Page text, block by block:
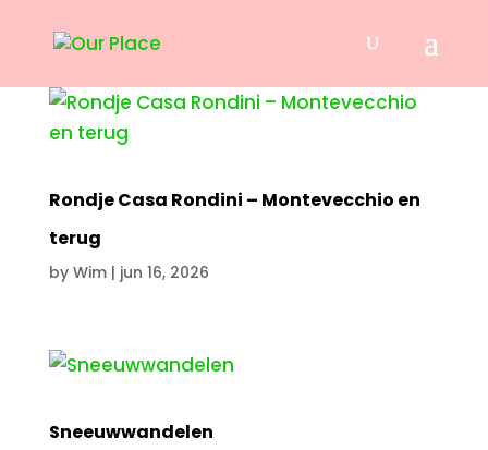
Rondje Casa Rondini – Montevecchio en
terug
by Wim| jun 16, 2026
Sneeuwwandelen